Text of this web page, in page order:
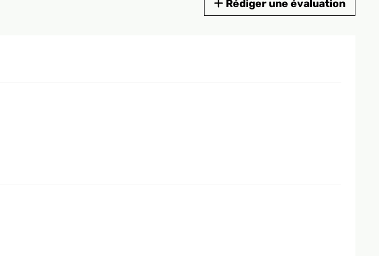
Rédiger une évaluation